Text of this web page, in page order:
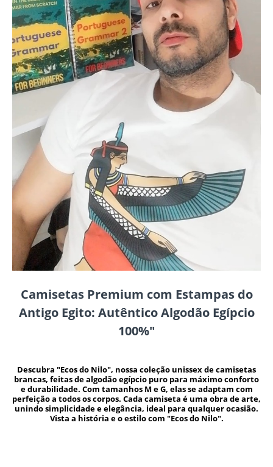
Camisetas Premium com Estampas do
Antigo Egito: Autêntico Algodão Egípcio
100%"
Descubra "Ecos do Nilo", nossa coleção unissex de camisetas
brancas, feitas de algodão egípcio puro para máximo conforto
e durabilidade. Com tamanhos M e G, elas se adaptam com
perfeição a todos os corpos. Cada camiseta é uma obra de arte,
unindo simplicidade e elegância, ideal para qualquer ocasião.
Vista a história e o estilo com "Ecos do Nilo".